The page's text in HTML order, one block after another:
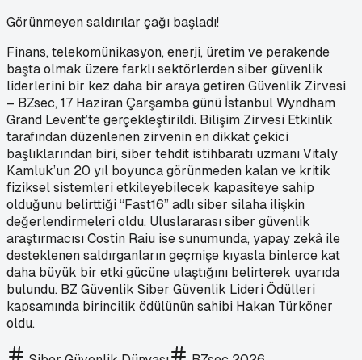
Görünmeyen saldırılar çağı başladı!
Finans, telekomünikasyon, enerji, üretim ve perakende
başta olmak üzere farklı sektörlerden siber güvenlik
liderlerini bir kez daha bir araya getiren Güvenlik Zirvesi
– BZsec, 17 Haziran Çarşamba günü İstanbul Wyndham
Grand Levent’te gerçekleştirildi. Bilişim Zirvesi Etkinlik
tarafından düzenlenen zirvenin en dikkat çekici
başlıklarından biri, siber tehdit istihbaratı uzmanı Vitaly
Kamluk’un 20 yıl boyunca görünmeden kalan ve kritik
fiziksel sistemleri etkileyebilecek kapasiteye sahip
olduğunu belirttiği “Fast16” adlı siber silaha ilişkin
değerlendirmeleri oldu. Uluslararası siber güvenlik
araştırmacısı Costin Raiu ise sunumunda, yapay zekâ ile
desteklenen saldırganların geçmişe kıyasla binlerce kat
daha büyük bir etki gücüne ulaştığını belirterek uyarıda
bulundu. BZ Güvenlik Siber Güvenlik Lideri Ödülleri
kapsamında birincilik ödülünün sahibi Hakan Türköner
oldu.